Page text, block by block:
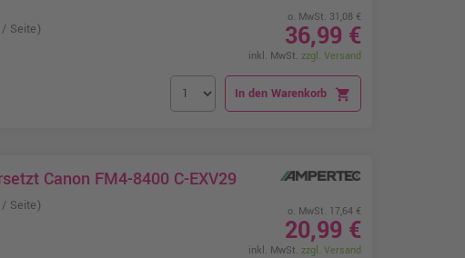
Seite)
o. MwSt. 31,08 €
36,99 €
inkl. MwSt. zzgl. Versand
In den Warenkorb shopping_cart
Canon FM4-8400 C-EXV29
Seite)
o. MwSt. 17,64 €
20,99 €
inkl. MwSt. zzgl. Versand